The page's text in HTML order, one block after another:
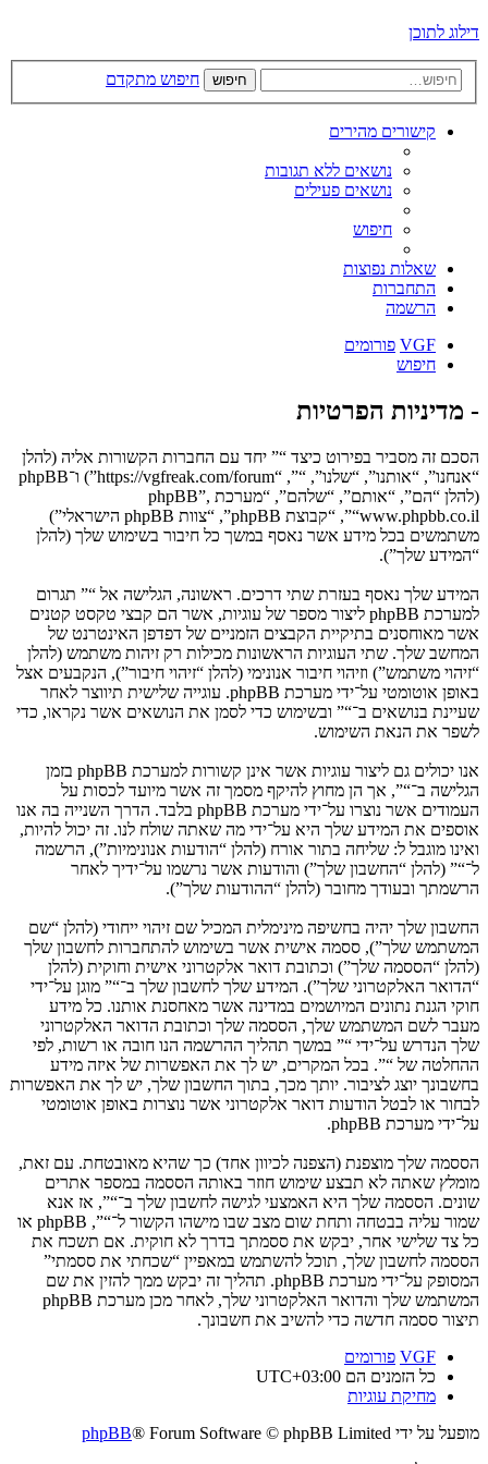
דילוג לתוכן
חיפוש חיפוש מתקדם
קישורים מהירים
נושאים ללא תגובות
נושאים פעילים
חיפוש
שאלות נפוצות
התחברות
הרשמה
VGF פורומים
חיפוש
- מדיניות הפרטיות
הסכם זה מסביר בפירוט כיצד “” יחד עם החברות הקשורות אליה (להלן
“אנחנו”, “אותנו”, “שלנו”, “”, “https://vgfreak.com/forum”) ו־phpBB
(להלן “הם”, “אותם”, “שלהם”, “מערכת phpBB”,
“www.phpbb.co.il”, “קבוצת phpBB”, “צוות phpBB הישראלי”)
משתמשים בכל מידע אשר נאסף במשך כל חיבור בשימוש שלך (להלן
“המידע שלך”).
המידע שלך נאסף בעזרת שתי דרכים. ראשונה, הגלישה אל “” תגרום
למערכת phpBB ליצור מספר של עוגיות, אשר הם קבצי טקסט קטנים
אשר מאוחסנים בתיקיית הקבצים הזמניים של דפדפן האינטרנט של
המחשב שלך. שתי העוגיות הראשונות מכילות רק זיהות משתמש (להלן
“זיהוי משתמש”) וזיהוי חיבור אנונימי (להלן “זיהוי חיבור”), הנקבעים אצל
באופן אוטומטי על־ידי מערכת phpBB. עוגייה שלישית תיווצר לאחר
שעיינת בנושאים ב־“” ובשימוש כדי לסמן את הנושאים אשר נקראו, כדי
לשפר את הנאת השימוש.
אנו יכולים גם ליצור עוגיות אשר אינן קשורות למערכת phpBB בזמן
הגלישה ב־“”, אך הן מחוץ להיקף מסמך זה אשר מיועד לכסות על
העמודים אשר נוצרו על־ידי מערכת phpBB בלבד. הדרך השנייה בה אנו
אוספים את המידע שלך היא על־ידי מה שאתה שולח לנו. זה יכול להיות,
ואינו מוגבל ל: שליחה בתור אורח (להלן “הודעות אנונימיות”), הרשמה
ל־“” (להלן “החשבון שלך”) והודעות אשר נרשמו על־ידיך לאחר
הרשמתך ובעודך מחובר (להלן “ההודעות שלך”).
החשבון שלך יהיה בחשיפה מינימלית המכיל שם זיהוי ייחודי (להלן “שם
המשתמש שלך”), ססמה אישית אשר בשימוש להתחברות לחשבון שלך
(להלן “הססמה שלך”) וכתובת דואר אלקטרוני אישית וחוקית (להלן
“הדואר האלקטרוני שלך”). המידע שלך לחשבון שלך ב־“” מוגן על־ידי
חוקי הגנת נתונים המיושמים במדינה אשר מאחסנת אותנו. כל מידע
מעבר לשם המשתמש שלך, הססמה שלך וכתובת הדואר האלקטרוני
שלך הנדרש על־ידי “” במשך תהליך ההרשמה הנו חובה או רשות, לפי
ההחלטה של “”. בכל המקרים, יש לך את האפשרות של איזה מידע
בחשבונך יוצג לציבור. יותך מכך, בתוך החשבון שלך, יש לך את האפשרות
לבחור או לבטל הודעות דואר אלקטרוני אשר נוצרות באופן אוטומטי
על־ידי מערכת phpBB.
הססמה שלך מוצפנת (הצפנה לכיוון אחד) כך שהיא מאובטחת. עם זאת,
מומלץ שאתה לא תבצע שימוש חוזר באותה הססמה במספר אתרים
שונים. הססמה שלך היא האמצעי לגישה לחשבון שלך ב־“”, אז אנא
שמור עליה בבטחה ותחת שום מצב שבו מישהו הקשור ל־“”, phpBB או
כל צד שלישי אחר, יבקש את ססמתך בדרך לא חוקית. אם תשכח את
הססמה לחשבון שלך, תוכל להשתמש במאפיין “שכחתי את ססמתי”
המסופק על־ידי מערכת phpBB. תהליך זה יבקש ממך להזין את שם
המשתמש שלך והדואר האלקטרוני שלך, לאחר מכן מערכת phpBB
תיצור ססמה חדשה כדי להשיב את חשבונך.
VGF פורומים
כל הזמנים הם UTC+03:00
מחיקת עוגיות
מופעל על ידי
phpBB® Forum Software © phpBB Limited